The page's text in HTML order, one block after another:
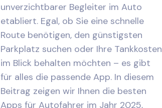
unverzichtbarer Begleiter im Auto
etabliert. Egal, ob Sie eine schnelle
Route benötigen, den günstigsten
Parkplatz suchen oder Ihre Tankkosten
im Blick behalten möchten – es gibt
für alles die passende App. In diesem
Beitrag zeigen wir Ihnen die besten
Apps für Autofahrer im Jahr 2025,